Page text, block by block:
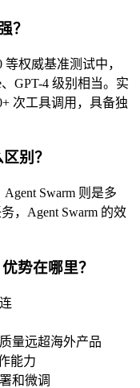
？
等权威基准测试中，
GPT-4 级别相当。实
次工具调用，具备独
别？
Swarm 则是多
，Agent Swarm 的效
势在哪里？
量远超海外产品
能力
和微调